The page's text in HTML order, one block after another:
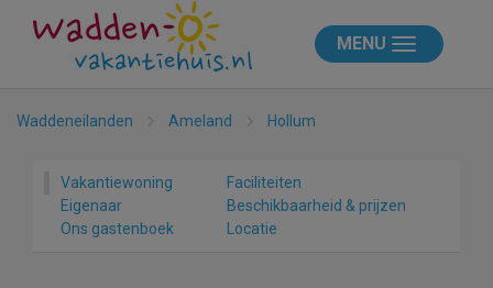
MENU
Waddeneilanden Ameland Hollum
Vakantiewoning
Faciliteiten
Eigenaar
Beschikbaarheid & prijzen
Ons gastenboek
Locatie